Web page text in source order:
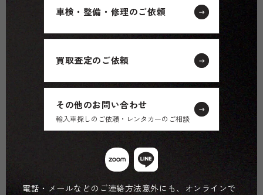
車検・整備・修理のご依頼
買取査定のご依頼
その他のお問い合わせ
輸入車探しのご依頼・レンタカーのご相談
電話・メールなどのご連絡方法意外にも、オンラインで